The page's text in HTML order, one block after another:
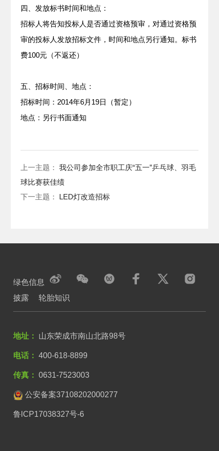
四、发放标书时间和地点：
招标人将告知投标人是否通过资格预审，对通过资格预
审的投标人发放招标文件，时间和地点另行通知。标书
费100元（不返还）
五、招标时间、地点：
招标时间：2014年6月19日（暂定）
地点：另行书面通知
上一主题：我公司参加全市职工庆“五一”乒乓球、羽毛
球比赛获佳绩
下一主题： LED灯改造招标
绿色信息
披露
轮胎知识
地址： 山东荣成市南山北路98号
电话： 400-618-8899
传真： 0631-7523003
公安备案37108202000277
鲁lCP17038327号-6